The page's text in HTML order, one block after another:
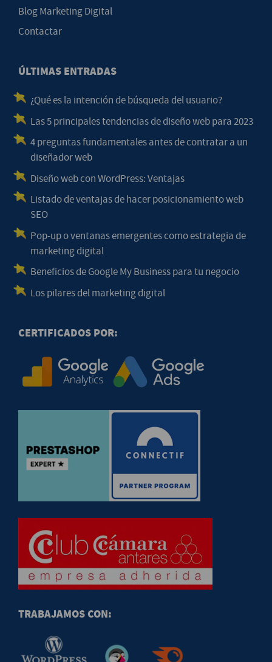
Blog Marketing Digital
Contactar
ÚLTIMAS ENTRADAS
¿Qué es la intención de búsqueda del usuario?
Las 5 principales tendencias de diseño web para 2023
4 preguntas fundamentales antes de contratar a un
diseñador web
Diseño web con WordPress: Ventajas
Listado de ventajas de hacer posicionamiento web
SEO
Pop-up o ventanas emergentes como estrategia de
marketing digital
Beneficios de Google My Business para tu negocio
Los pilares del marketing digital
CERTIFICADOS POR:
TRABAJAMOS CON: